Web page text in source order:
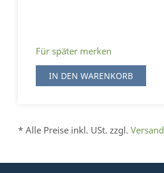
Für später merken
IN DEN WARENKORB
* Alle Preise inkl. USt. zzgl. Versand